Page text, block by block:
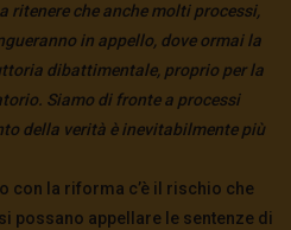
che anche molti processi,
in appello, dove ormai la
dibattimentale, proprio per la
Siamo di fronte a processi
della verità è inevitabilmente più
con la riforma c’è il rischio che
possano appellare le sentenze di